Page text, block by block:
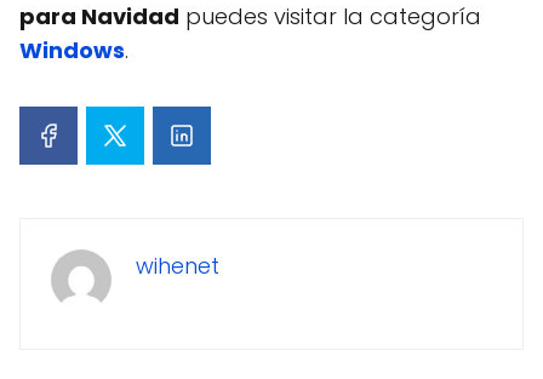
para Navidad puedes visitar la categoría
Windows.
wihenet